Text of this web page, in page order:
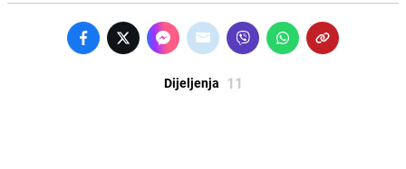
Dijeljenja 11